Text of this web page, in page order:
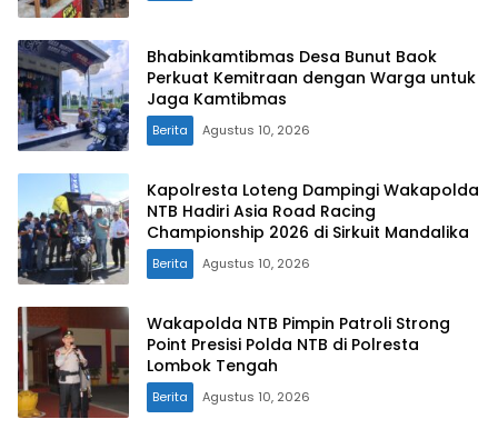
Bhabinkamtibmas Desa Bunut Baok
Perkuat Kemitraan dengan Warga untuk
Jaga Kamtibmas
Berita Agustus 10, 2026
Kapolresta Loteng Dampingi Wakapolda
NTB Hadiri Asia Road Racing
Championship 2026 di Sirkuit Mandalika
Berita Agustus 10, 2026
Wakapolda NTB Pimpin Patroli Strong
Point Presisi Polda NTB di Polresta
Lombok Tengah
Berita Agustus 10, 2026